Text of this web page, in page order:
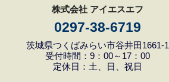
株式会社 アイエスエフ
0297-38-6719
茨城県つくばみらい市谷井田1661-1
受付時間：9：00～17：00
定休日：土、日、祝日